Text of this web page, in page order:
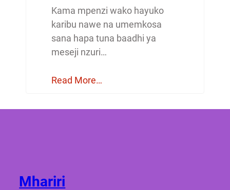
Kama mpenzi wako hayuko
karibu nawe na umemkosa
sana hapa tuna baadhi ya
meseji nzuri…
Read More…
Mhariri